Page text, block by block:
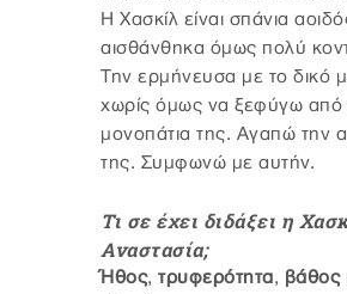
Η Χασκίλ είναι σπάνια
αισθάνθηκα όμως πολύ
Την ερμήνευσα με το δικό
χωρίς όμως να ξεφύγω από
μονοπάτια της. Αγαπώ την
της. Συμφωνώ με αυτήν.
Τι σε έχει διδάξει η
Αναστασία;
Ήθος, τρυφερότητα, βάθος